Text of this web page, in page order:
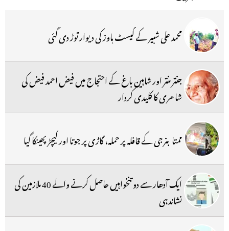
محمد علی شبیر کے گیسٹ ہاوز کی دیوار توڑ دی گئی
جنتر منتر اور شاہین باغ کے احتجاج میں فیض احمد فیض کی
شاعری کا کلیدی کردار
ممتا بنرجی کے قافلہ پر حملہ، گاڑی پر جوتا اور کیچڑ پھینکا گیا
ایک آدھار سے دو تنخواہیں حاصل کرنے والے 40 ملازمین کی
نشاندہی